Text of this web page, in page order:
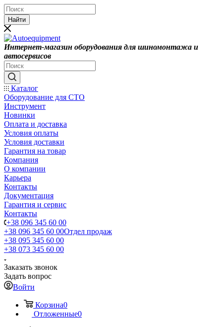
Найти
Интернет-магазин оборудования для шиномонтажа и
автосервисов
Каталог
Оборудование для СТО
Инструмент
Новинки
Оплата и доставка
Условия оплаты
Условия доставки
Гарантия на товар
Компания
О компании
Карьера
Контакты
Документация
Гарантия и сервис
Контакты
+38 096 345 60 00
+38 096 345 60 00Отдел продаж
+38 095 345 60 00
+38 073 345 60 00
Заказать звонок
Задать вопрос
Войти
Корзина0
Отложенные0